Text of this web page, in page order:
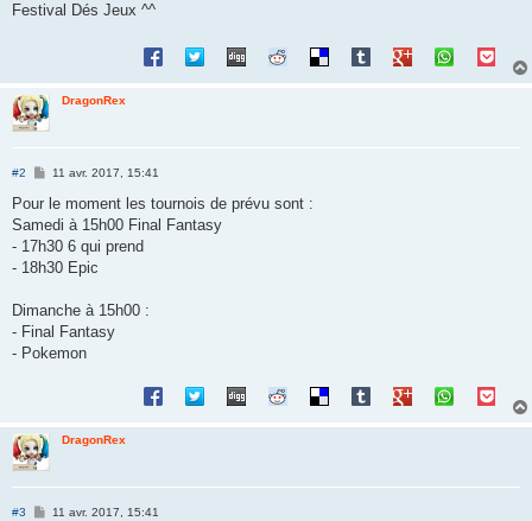
a
Festival Dés Jeux ^^
DragonRex
#2
M
s
a
g
11 avr. 2017, 15:41
Pour le moment les tournois de prévu sont :
Samedi à 15h00 Final Fantasy
- 17h30 6 qui prend
- 18h30 Epic
Dimanche à 15h00 :
- Final Fantasy
- Pokemon
DragonRex
#3
M11 avr. 2017, 15:41